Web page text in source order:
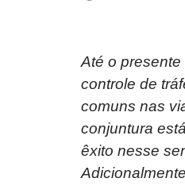
Até o
controle de
comuns nas
conjuntura
êxito nesse